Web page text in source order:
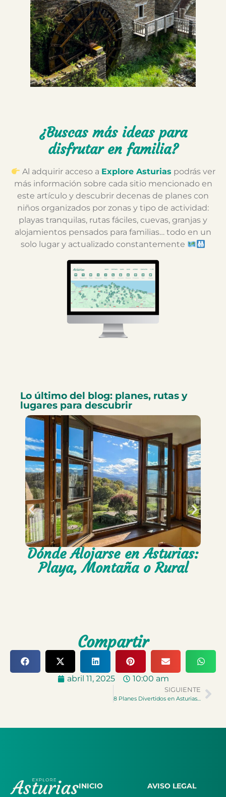
¿Buscas más ideas para
disfrutar en familia?
Al adquirir acceso a Explore Asturias podrás ver
más información sobre cada sitio mencionado en
este artículo y descubrir decenas de planes con
niños organizados por zonas y tipo de actividad:
playas tranquilas, rutas fáciles, cuevas, granjas y
alojamientos pensados para familias… todo en un
solo lugar y actualizado constantemente
Lo último del blog: planes, rutas y
lugares para descubrir
Dónde Alojarse en Asturias:
Playa, Montaña o Rural
Compartir
abril 11, 2025 10:00 am
SIGUIENTE
8 Planes Divertidos en Asturias Para Días de Lluvia
INICIO
AVISO LEGAL